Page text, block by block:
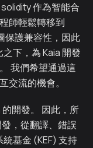
作為智能合
師輕鬆轉移到
保護兼容性，因此
下，為 Kaia 開發
我們希望通過這
交流的機會。
開發。 因此，所
，從翻譯、錯誤
基金 (KEF) 支持